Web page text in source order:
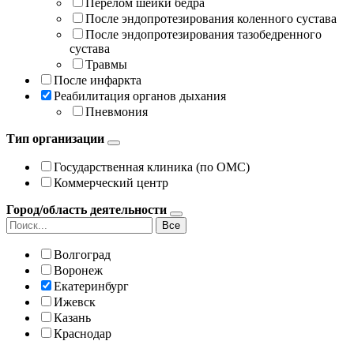
После эндопротезирования коленного сустава
После эндопротезирования тазобедренного
сустава
Травмы
После инфаркта
Реабилитация органов дыхания
Пневмония
Тип организации
Государственная клиника (по ОМС)
Коммерческий центр
Город/область деятельности
Все
Волгоград
Воронеж
Екатеринбург
Ижевск
Казань
Краснодар